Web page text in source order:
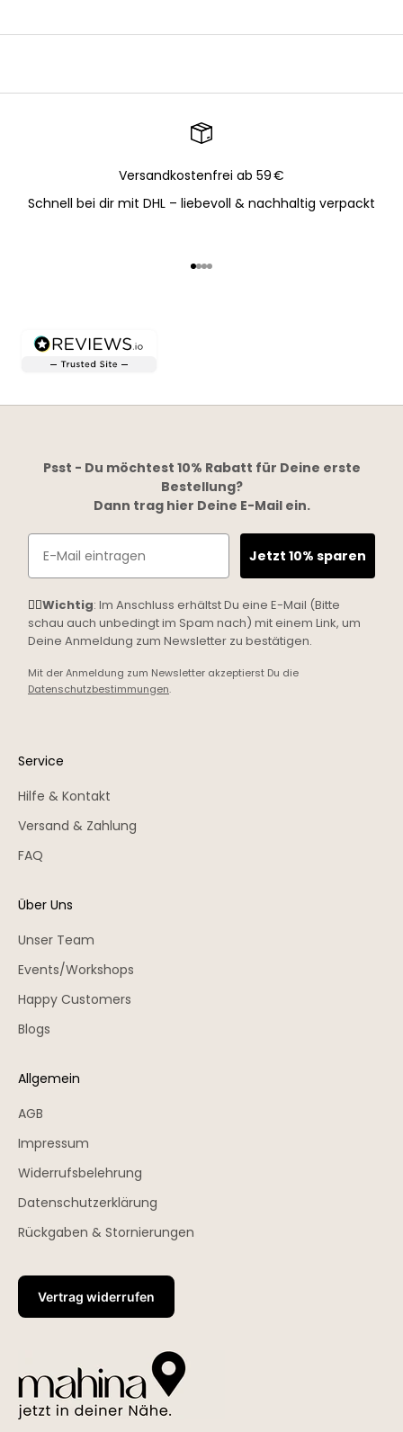
Versandkostenfrei ab 59 €
Schnell bei dir mit DHL – liebevoll & nachhaltig verpackt
Gehe zu Element 1
Gehe zu Element 2
Gehe zu Element 3
Gehe zu Element 4
Psst - Du möchtest 10% Rabatt für Deine erste
Bestellung?
Dann trag hier Deine E-Mail ein.
Email
Jetzt 10% sparen
☝🏼Wichtig: Im Anschluss erhältst Du eine E-Mail (Bitte
schau auch unbedingt im Spam nach) mit einem Link, um
Deine Anmeldung zum Newsletter zu bestätigen.
Mit der Anmeldung zum Newsletter akzeptierst Du die
Datenschutzbestimmungen.
Service
Hilfe & Kontakt
Versand & Zahlung
FAQ
Über Uns
Unser Team
Events/Workshops
Happy Customers
Blogs
Allgemein
AGB
Impressum
Widerrufsbelehrung
Datenschutzerklärung
Rückgaben & Stornierungen
Vertrag widerrufen